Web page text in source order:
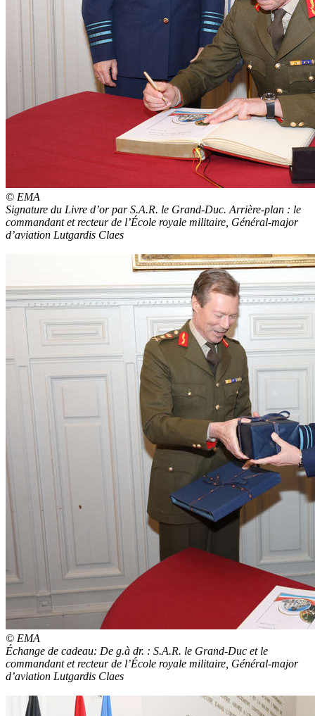
© EMA
Signature du Livre d’or par S.A.R. le Grand-Duc. Arrière-plan : le
commandant et recteur de l’École royale militaire, Général-major
d’aviation Lutgardis Claes
© EMA
Échange de cadeau: De g.à dr. : S.A.R. le Grand-Duc et le
commandant et recteur de l’École royale militaire, Général-major
d’aviation Lutgardis Claes